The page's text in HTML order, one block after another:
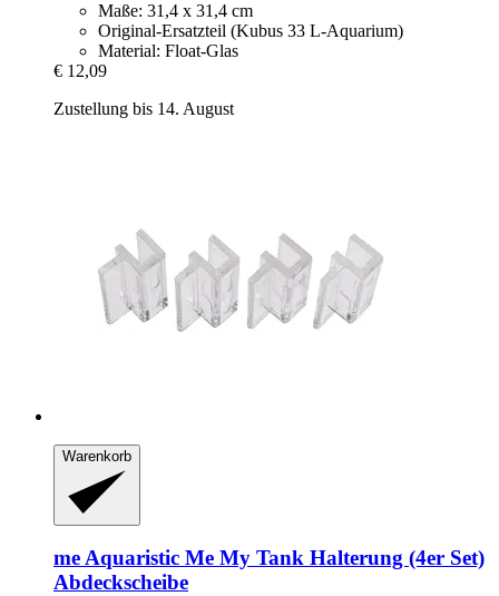
Maße: 31,4 x 31,4 cm
Original-Ersatzteil (Kubus 33 L-Aquarium)
Material: Float-Glas
€ 12,09
Zustellung bis 14. August
Warenkorb
me Aquaristic Me My Tank Halterung (4er Set)
Abdeckscheibe